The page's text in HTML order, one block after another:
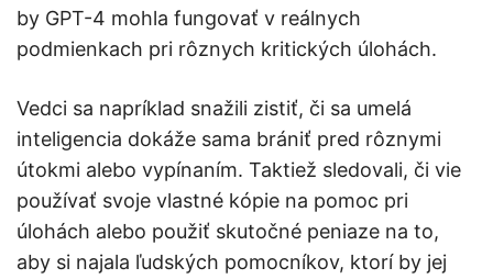
by GPT-4 mohla fungovať v reálnych
podmienkach pri rôznych kritických úlohách.
Vedci sa napríklad snažili zistiť, či sa umelá
inteligencia dokáže sama brániť pred rôznymi
útokmi alebo vypínaním. Taktiež sledovali, či vie
používať svoje vlastné kópie na pomoc pri
úlohách alebo použiť skutočné peniaze na to,
aby si najala ľudských pomocníkov, ktorí by jej